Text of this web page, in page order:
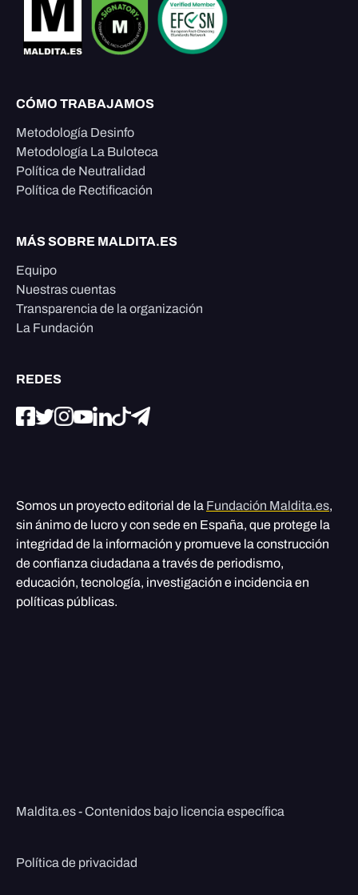
CÓMO TRABAJAMOS
Metodología Desinfo
Metodología La Buloteca
Política de Neutralidad
Política de Rectificación
MÁS SOBRE MALDITA.ES
Equipo
Nuestras cuentas
Transparencia de la organización
La Fundación
REDES
Somos un proyecto editorial de la Fundación Maldita.es,
sin ánimo de lucro y con sede en España, que protege la
integridad de la información y promueve la construcción
de confianza ciudadana a través de periodismo,
educación, tecnología, investigación e incidencia en
políticas públicas.
Maldita.es - Contenidos bajo licencia específica
Política de privacidad